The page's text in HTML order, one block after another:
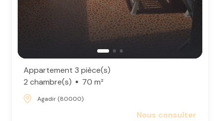
Appartement 3 pièce(s)
2 chambre(s)
70 m²
Agadir (80000)
Nous consulter